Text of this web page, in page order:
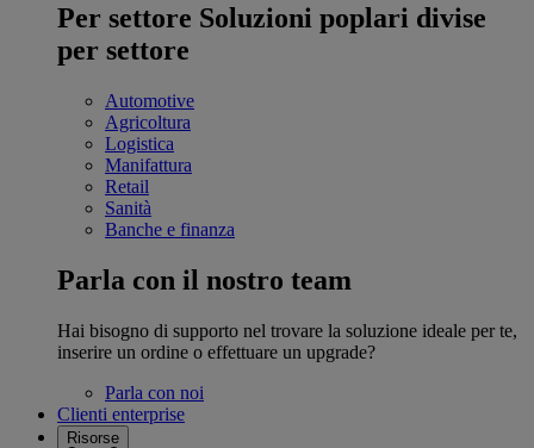
Per settore Soluzioni poplari divise
per settore
Automotive
Agricoltura
Logistica
Manifattura
Retail
Sanità
Banche e finanza
Parla con il nostro team
Hai bisogno di supporto nel trovare la soluzione ideale per te,
inserire un ordine o effettuare un upgrade?
Parla con noi
Clienti enterprise
Risorse